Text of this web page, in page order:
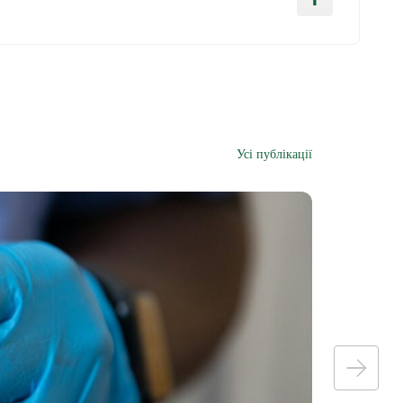
Усі публікації